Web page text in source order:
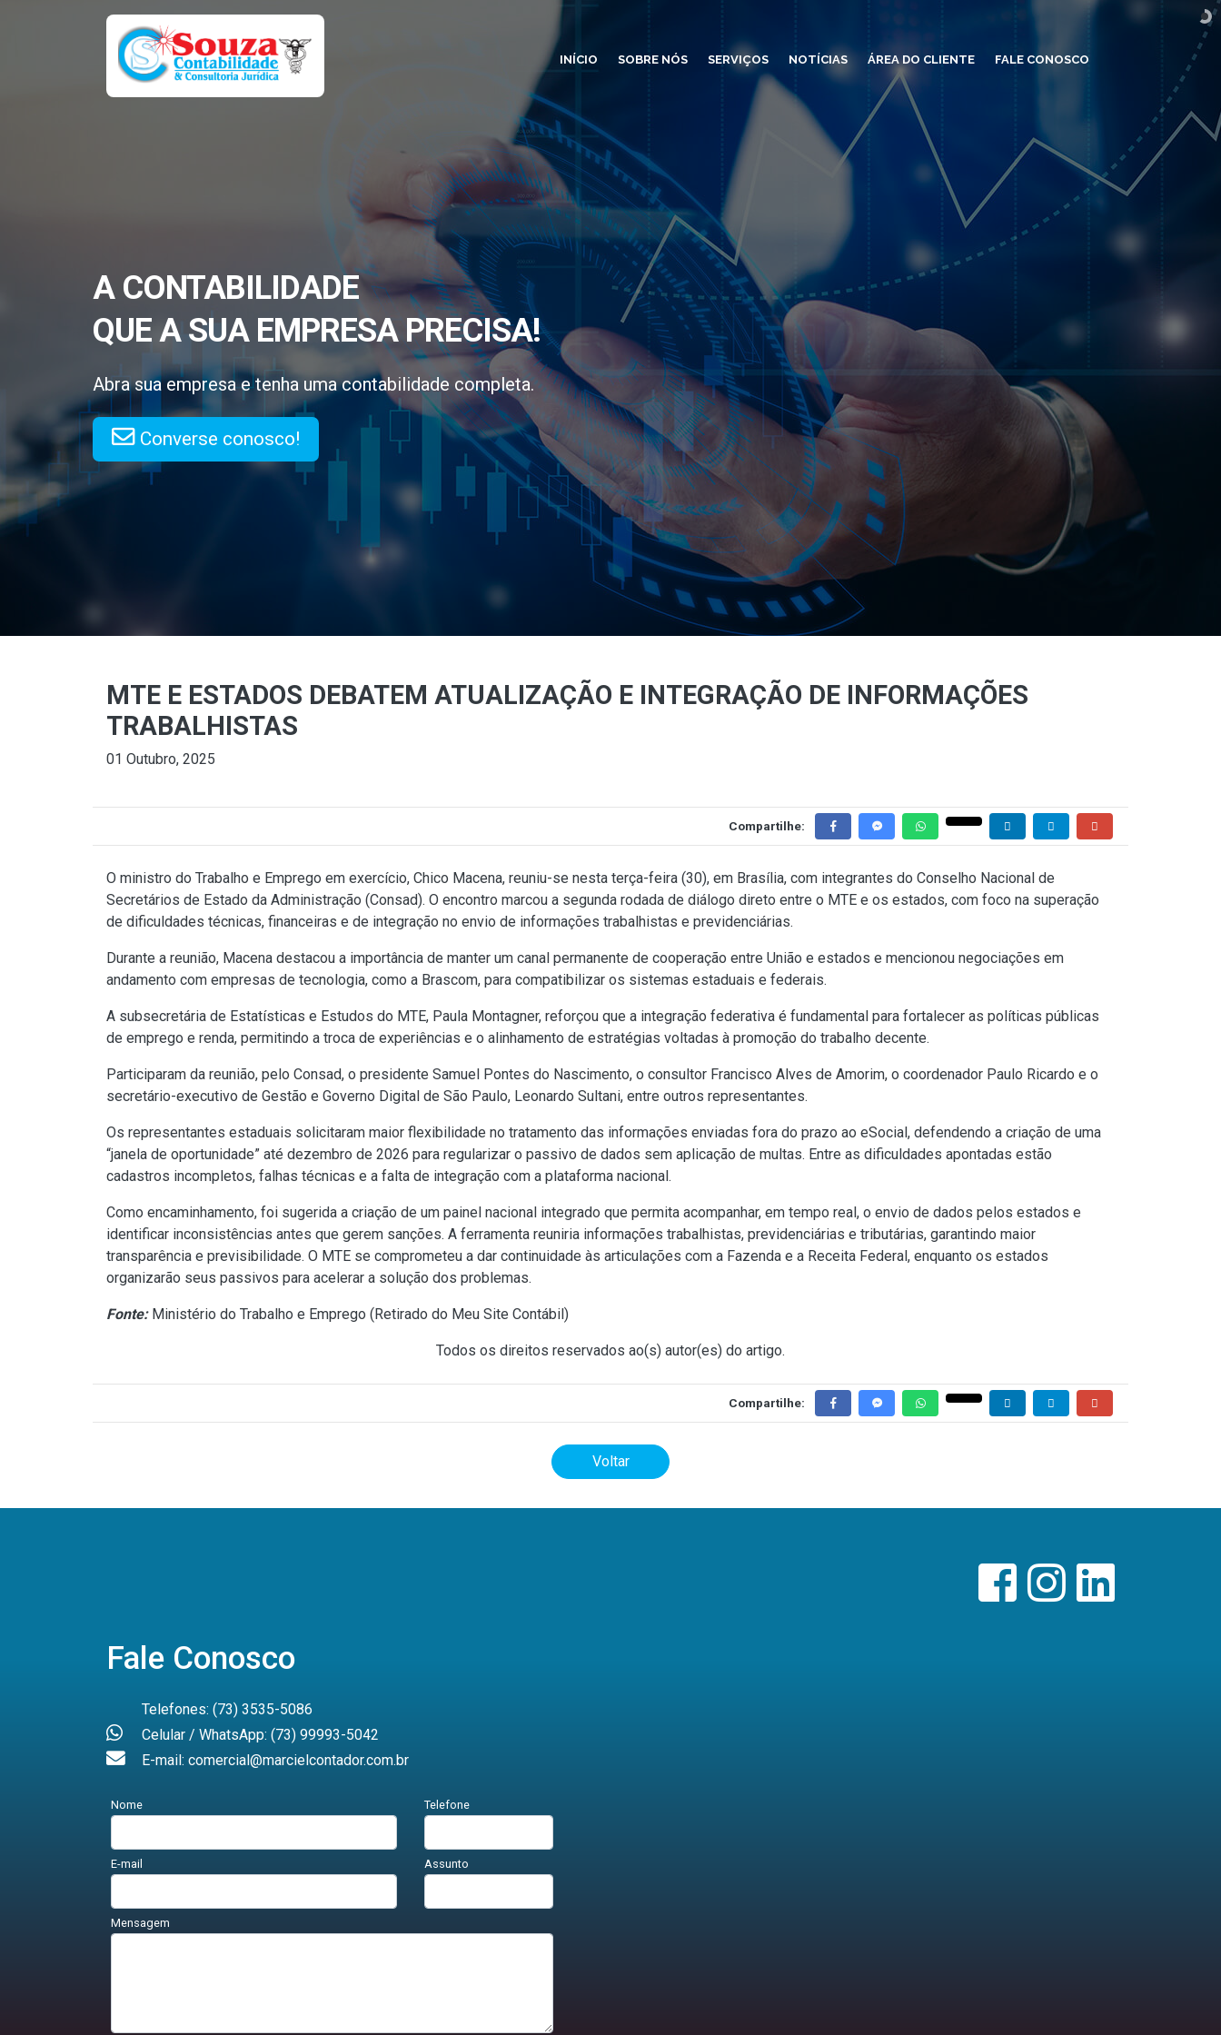
INÍCIO SOBRE NÓS SERVIÇOS NOTÍCIAS ÁREA DO CLIENTE FALE CONOSCO
A CONTABILIDADE
QUE A SUA EMPRESA PRECISA!
Abra sua empresa e tenha uma contabilidade completa.
Converse conosco!
MTE E ESTADOS DEBATEM ATUALIZAÇÃO E INTEGRAÇÃO DE INFORMAÇÕES
TRABALHISTAS
01 Outubro, 2025
Compartilhe:
O ministro do Trabalho e Emprego em exercício, Chico Macena, reuniu-se nesta terça-feira (30), em Brasília, com integrantes do Conselho Nacional de
Secretários de Estado da Administração (Consad). O encontro marcou a segunda rodada de diálogo direto entre o MTE e os estados, com foco na superação
de dificuldades técnicas, financeiras e de integração no envio de informações trabalhistas e previdenciárias.
Durante a reunião, Macena destacou a importância de manter um canal permanente de cooperação entre União e estados e mencionou negociações em
andamento com empresas de tecnologia, como a Brascom, para compatibilizar os sistemas estaduais e federais.
A subsecretária de Estatísticas e Estudos do MTE, Paula Montagner, reforçou que a integração federativa é fundamental para fortalecer as políticas públicas
de emprego e renda, permitindo a troca de experiências e o alinhamento de estratégias voltadas à promoção do trabalho decente.
Participaram da reunião, pelo Consad, o presidente Samuel Pontes do Nascimento, o consultor Francisco Alves de Amorim, o coordenador Paulo Ricardo e o
secretário-executivo de Gestão e Governo Digital de São Paulo, Leonardo Sultani, entre outros representantes.
Os representantes estaduais solicitaram maior flexibilidade no tratamento das informações enviadas fora do prazo ao eSocial, defendendo a criação de uma
“janela de oportunidade” até dezembro de 2026 para regularizar o passivo de dados sem aplicação de multas. Entre as dificuldades apontadas estão
cadastros incompletos, falhas técnicas e a falta de integração com a plataforma nacional.
Como encaminhamento, foi sugerida a criação de um painel nacional integrado que permita acompanhar, em tempo real, o envio de dados pelos estados e
identificar inconsistências antes que gerem sanções. A ferramenta reuniria informações trabalhistas, previdenciárias e tributárias, garantindo maior
transparência e previsibilidade. O MTE se comprometeu a dar continuidade às articulações com a Fazenda e a Receita Federal, enquanto os estados
organizarão seus passivos para acelerar a solução dos problemas.
Fonte:Ministério do Trabalho e Emprego (Retirado do Meu Site Contábil)
Todos os direitos reservados ao(s) autor(es) do artigo.
Compartilhe:
Voltar
Fale Conosco
Telefones: (73) 3535-5086
Celular / WhatsApp: (73) 99993-5042
E-mail: comercial@marcielcontador.com.br
Nome Telefone
E-mail Assunto
Mensagem